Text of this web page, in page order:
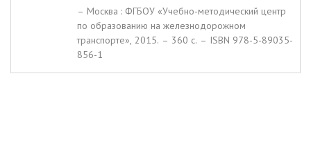
– Москва : ФГБОУ «Учебно-методический центр
по образованию на железнодорожном
транспорте», 2015. – 360 c. – ISBN 978-5-89035-
856-1